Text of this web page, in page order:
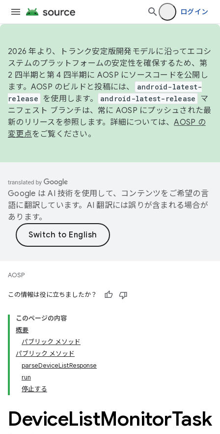
ログイン
2026 年より、トランク安定版開発モデルに沿ってエコシ
ステムのプラットフォームの安定性を確保するため、第
2 四半期と第 4 四半期に AOSP にソースコードを公開し
ます。AOSP のビルドと投稿には、
android-latest-
release
を使用します。 android-latest-release
マ
ニフェスト ブランチは、常に AOSP にプッシュされた最
新のリリースを参照します。詳細については、AOSP の
変更点をご覧ください。
Google は AI 技術を使用して、コンテンツをご希望の言
語に翻訳しています。AI 翻訳には誤りが含まれる場合が
あります。
AOSP
この情報は役に立ちましたか？
このページの内容
概要
パブリック メソッド
パブリック メソッド
parseDeviceListResponse
run
停止する
DeviceListMonitorTask